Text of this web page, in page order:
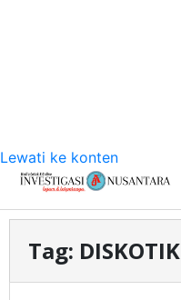
Lewati ke konten
Tag: DISKOTIK